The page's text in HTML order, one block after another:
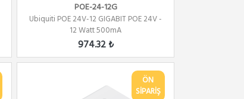
POE-24-12G
Ubiquiti POE 24V-12 GIGABIT POE 24V -
12 Watt 500mA
974.32 ₺
ÖN
SİPARİŞ